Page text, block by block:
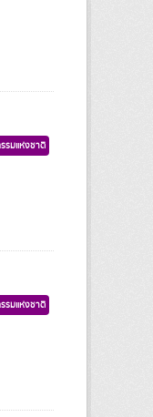
รมแห่งชาติ
รมแห่งชาติ